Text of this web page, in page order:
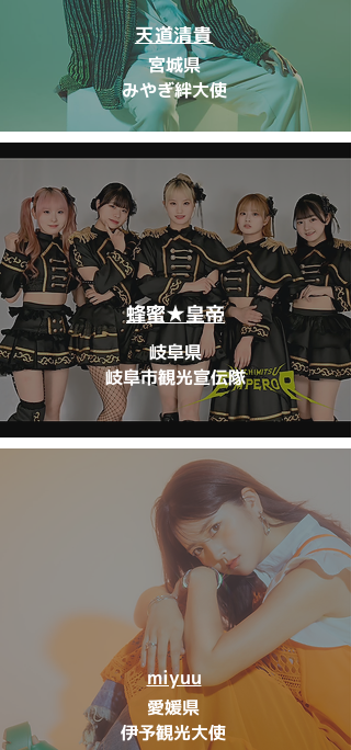
天道清貴
宮城県
みやぎ絆大使
蜂蜜★皇帝
岐阜県
岐阜市観光宣伝隊
miyuu
愛媛県
伊予観光大使